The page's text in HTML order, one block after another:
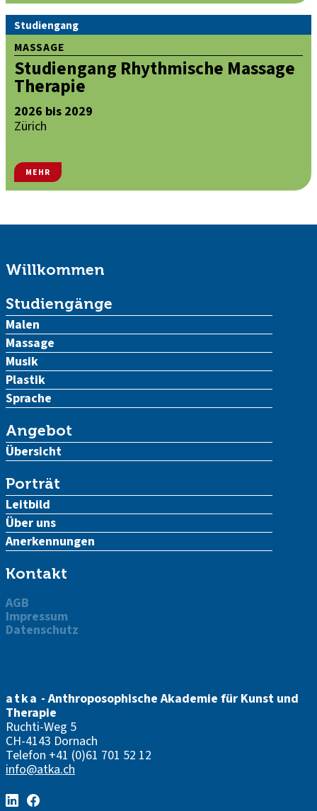
Studiengang
MASSAGE
Studiengang Rhythmische Massage
Therapie
2026 bis 2029
Zürich
MEHR
Willkommen
Studiengänge
Malen
Massage
Musik
Plastik
Sprache
Angebot
Übersicht
Porträt
Leitbild
Über uns
Anerkennungen
Kontakt
AGB
Impressum
Datenschutz
atka - Anthroposophische Akademie für Kunst und
Therapie
Ruchti-Weg 5
CH-4143 Dornach
Telefon +41 (0)61 701 52 12
info@atka.ch